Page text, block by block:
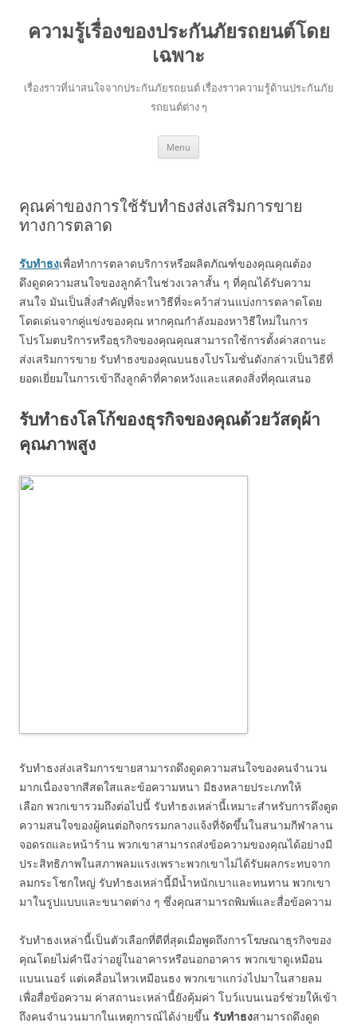
ความรู้เรื่องของประกันภัยรถยนต์โดย
เฉพาะ
เรื่องราวที่น่าสนใจจากประกันภัยรถยนต์ เรื่องราวความรู้ด้านประกันภัย
รถยนต์ต่าง ๆ
Menu
คุณค่าของการใช้รับทำธงส่งเสริมการขาย
ทางการตลาด
รับทำธงเพื่อทำการตลาดบริการหรือผลิตภัณฑ์ของคุณคุณต้อง
ดึงดูดความสนใจของลูกค้าในช่วงเวลาสั้น ๆ ที่คุณได้รับความ
สนใจ มันเป็นสิ่งสำคัญที่จะหาวิธีที่จะคว้าส่วนแบ่งการตลาดโดย
โดดเด่นจากคู่แข่งของคุณ หากคุณกำลังมองหาวิธีใหม่ในการ
โปรโมตบริการหรือธุรกิจของคุณคุณสามารถใช้การตั้งค่าสถานะ
ส่งเสริมการขาย รับทำธงของคุณบนธงโปรโมชั่นดังกล่าวเป็นวิธีที่
ยอดเยี่ยมในการเข้าถึงลูกค้าที่คาดหวังและแสดงสิ่งที่คุณเสนอ
รับทำธงโลโก้ของธุรกิจของคุณด้วยวัสดุผ้า
คุณภาพสูง
รับทำธงส่งเสริมการขายสามารถดึงดูดความสนใจของคนจำนวน
มากเนื่องจากสีสดใสและข้อความหนา มีธงหลายประเภทให้
เลือก พวกเขารวมถึงต่อไปนี้ รับทำธงเหล่านี้เหมาะสำหรับการดึงดูด
ความสนใจของผู้คนต่อกิจกรรมกลางแจ้งที่จัดขึ้นในสนามกีฬาลาน
จอดรถและหน้าร้าน พวกเขาสามารถส่งข้อความของคุณได้อย่างมี
ประสิทธิภาพในสภาพลมแรงเพราะพวกเขาไม่ได้รับผลกระทบจาก
ลมกระโชกใหญ่ รับทำธงเหล่านี้มีน้ำหนักเบาและทนทาน พวกเขา
มาในรูปแบบและขนาดต่าง ๆ ซึ่งคุณสามารถพิมพ์และสื่อข้อความ
รับทำธงเหล่านี้เป็นตัวเลือกที่ดีที่สุดเมื่อพูดถึงการโฆษณาธุรกิจของ
คุณโดยไม่คำนึงว่าอยู่ในอาคารหรือนอกอาคาร พวกเขาดูเหมือน
แบนเนอร์ แต่เคลื่อนไหวเหมือนธง พวกเขาแกว่งไปมาในสายลม
เพื่อสื่อข้อความ ค่าสถานะเหล่านี้ยังคุ้มค่า โบว์แบนเนอร์ช่วยให้เข้า
ถึงคนจำนวนมากในเหตุการณ์ได้ง่ายขึ้น รับทำธงสามารถดึงดูด